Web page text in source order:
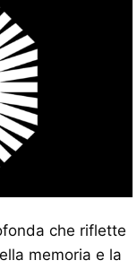
che riflette
memoria e la